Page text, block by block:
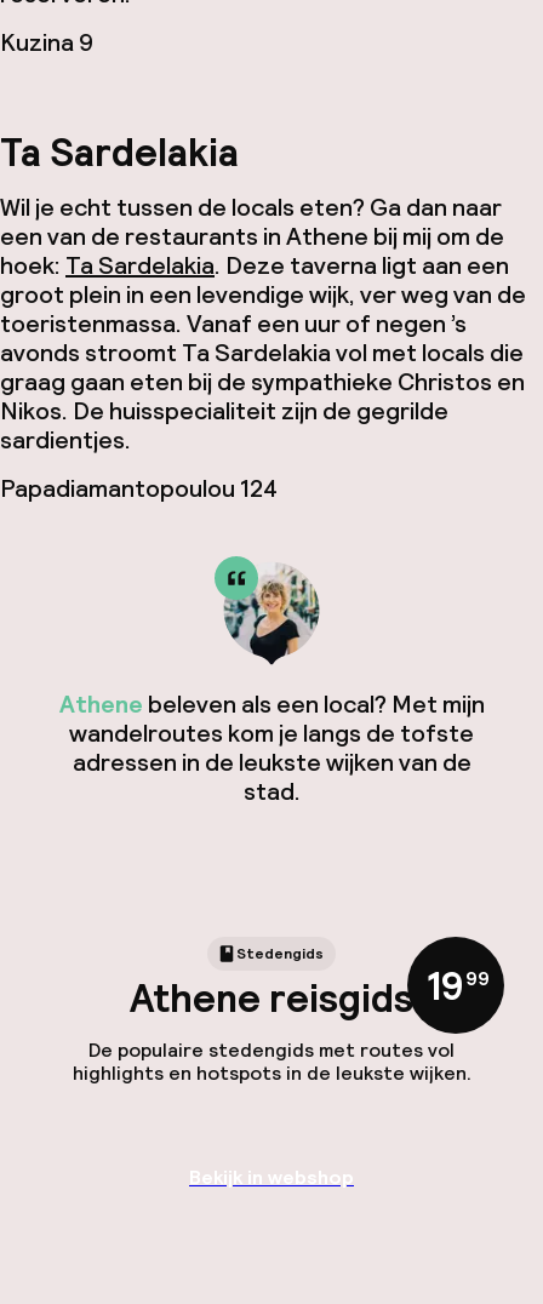
Kuzina 9
Ta Sardelakia
Wil je echt tussen de locals eten? Ga dan naar
een van de restaurants in Athene bij mij om de
hoek: Ta Sardelakia. Deze taverna ligt aan een
groot plein in een levendige wijk, ver weg van de
toeristenmassa. Vanaf een uur of negen ’s
avonds stroomt Ta Sardelakia vol met locals die
graag gaan eten bij de sympathieke Christos en
Nikos. De huisspecialiteit zijn de gegrilde
sardientjes.
Papadiamantopoulou 124
Athene beleven als een local? Met mijn
wandelroutes kom je langs de tofste
adressen in de leukste wijken van de
stad.
Stedengids
Athene reisgids
De populaire stedengids met routes vol
highlights en hotspots in de leukste wijken.
19,99
Bekijk in webshop